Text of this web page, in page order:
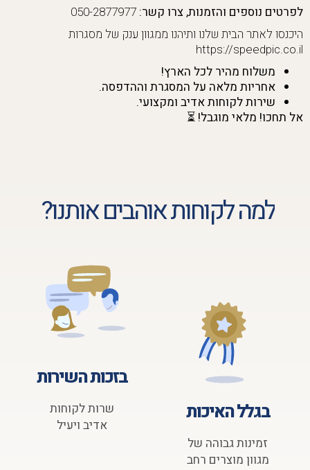
לפרטים נוספים והזמנות, צרו קשר:
היכנסו לאתר הבית שלנו ותיהנו ממגוון ענק של מסגרות
https://speedpic.co.il
משלוח מהיר לכל הארץ!
אחריות מלאה על המסגרת וההדפסה.
שירות לקוחות אדיב ומקצועי.
אל תחכו! מלאי מוגבל! ⏳
למה לקוחות אוהבים אותנו?
בגלל האיכות
זמינות גבוהה של
מגוון מוצרים רחב
בזכות השירות
שרות לקוחות
אדיב ויעיל